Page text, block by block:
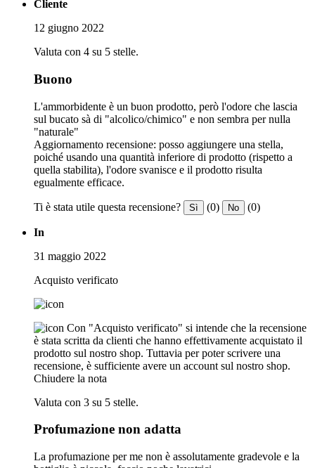
Cliente
12 giugno 2022
Valuta con 4 su 5 stelle.
Buono
L'ammorbidente è un buon prodotto, però l'odore che lascia
sul bucato sà di "alcolico/chimico" e non sembra per nulla
"naturale"
Aggiornamento recensione: posso aggiungere una stella,
poiché usando una quantità inferiore di prodotto (rispetto a
quella stabilita), l'odore svanisce e il prodotto risulta
egualmente efficace.
Ti è stata utile questa recensione? Sì (0) No (0)
In
31 maggio 2022
Acquisto verificato
Con "Acquisto verificato" si intende che la recensione
è stata scritta da clienti che hanno effettivamente acquistato il
prodotto sul nostro shop. Tuttavia per poter scrivere una
recensione, è sufficiente avere un account sul nostro shop.
Chiudere la nota
Valuta con 3 su 5 stelle.
Profumazione non adatta
La profumazione per me non è assolutamente gradevole e la